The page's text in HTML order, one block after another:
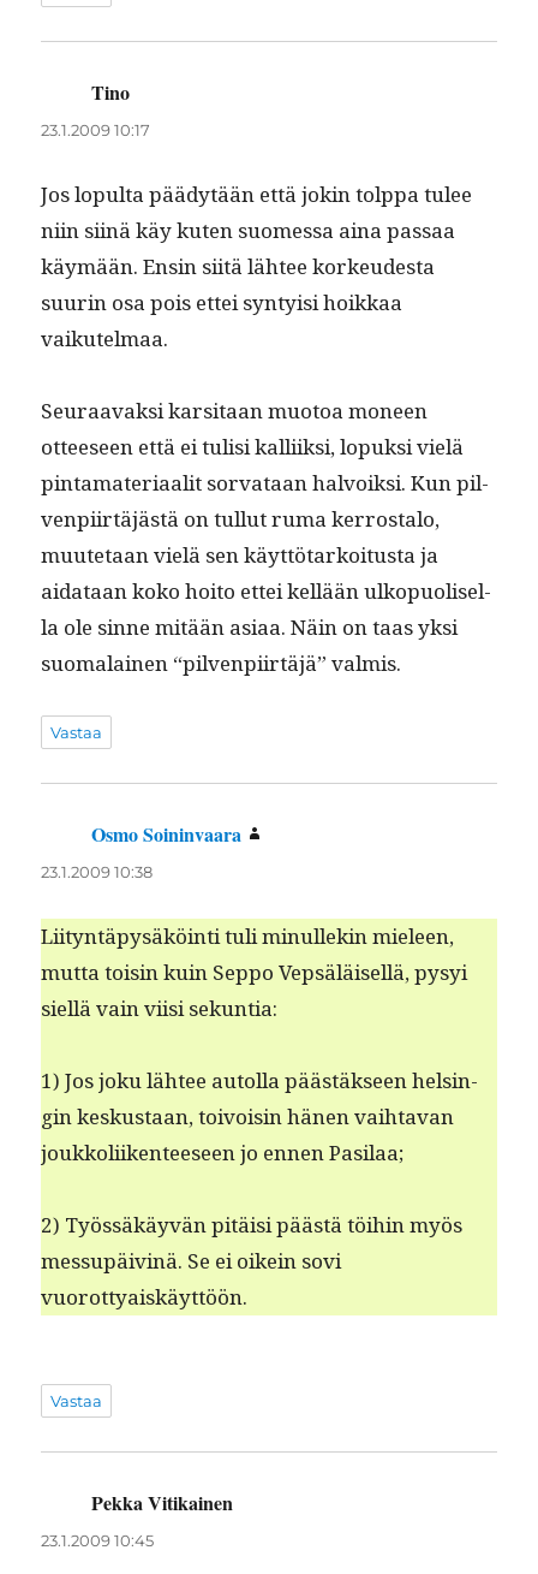
Tino
23.1.2009 10:17
Jos lop­ul­ta päädytään että jokin tolp­pa tulee
niin siinä käy kuten suomes­sa aina pas­saa
käymään. Ensin siitä läh­tee korkeud­es­ta
suurin osa pois ettei syn­ty­isi hoikkaa
vaikutelmaa.
Seu­raavak­si kar­si­taan muo­toa mon­een
otteeseen että ei tulisi kalli­ik­si, lopuk­si vielä
pin­ta­ma­te­ri­aalit sor­vataan halvoik­si. Kun pil­
ven­pi­irtäjästä on tul­lut ruma ker­rosta­lo,
muute­taan vielä sen käyt­tö­tarkoi­tus­ta ja
aidataan koko hoito ettei kel­lään ulkop­uolisel­
la ole sinne mitään asi­aa. Näin on taas yksi
suo­ma­lainen “pil­ven­pi­irtäjä” valmis.
Vastaa
Osmo Soininvaara
23.1.2009 10:38
Liityn­täpysäköin­ti tuli min­ullekin mieleen,
mut­ta toisin kuin Sep­po Vep­säläisel­lä, pysyi
siel­lä vain viisi sekuntia:
1) Jos joku läh­tee autol­la päästäk­seen helsin­
gin keskus­taan, toivoisin hänen vai­h­ta­van
joukkoli­iken­teeseen jo ennen Pasilaa;
2) Työssäkäyvän pitäisi päästä töi­hin myös
mes­supäiv­inä. Se ei oikein sovi
vuorottyaiskäyttöön.
Vastaa
Pekka Vitikainen
23.1.2009 10:45